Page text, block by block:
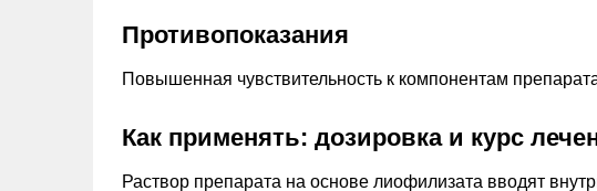
Противопоказания
Повышенная чувствительность к компонентам
Как применять: дозировка и курс
Раствор препарата на основе лиофилизата вводят